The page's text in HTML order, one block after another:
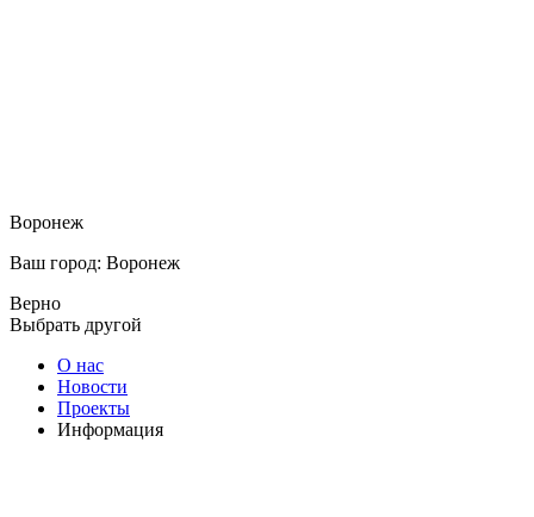
Воронеж
Ваш город: Воронеж
Верно
Выбрать другой
О нас
Новости
Проекты
Информация